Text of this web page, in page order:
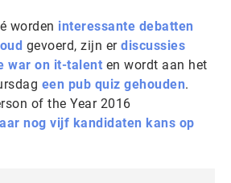
worden interessante debatten
gevoerd, zijn er discussies
war on it-talent en wordt aan het
een pub quiz gehouden.
of the Year 2016
nog vijf kandidaten kans op